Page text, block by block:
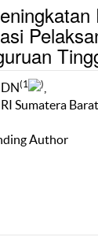
(1 )
Sumatera
Author